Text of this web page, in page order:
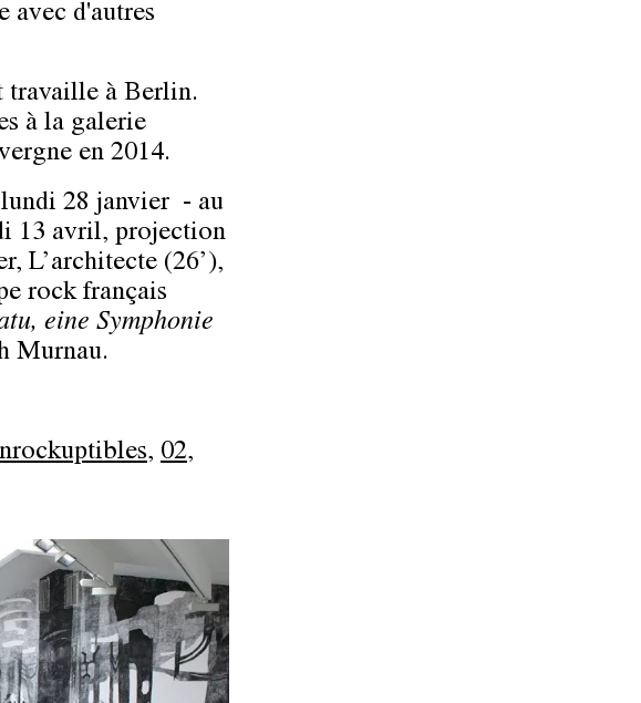
avec d'autres
travaille à Berlin.
à la galerie
en 2014.
28 janvier - au
13 avril, projection
L’architecte (26’),
rock français
eine Symphonie
Murnau.
, 02,